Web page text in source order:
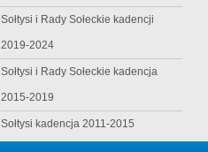
Sołtysi i Rady Sołeckie kadencji
2019-2024
Sołtysi i Rady Sołeckie kadencja
2015-2019
Sołtysi kadencja 2011-2015